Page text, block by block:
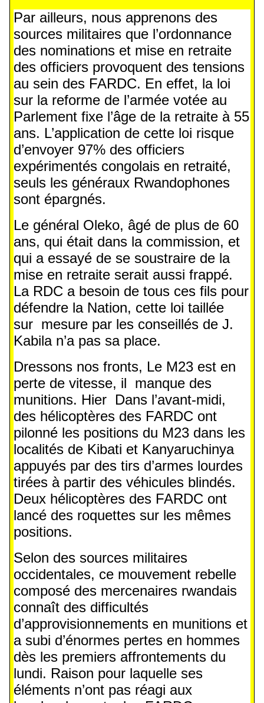
Par ailleurs, nous apprenons des
sources militaires que l’ordonnance
des nominations et mise en retraite
des officiers provoquent des tensions
au sein des FARDC. En effet, la loi
sur la reforme de l’armée votée au
Parlement fixe l’âge de la retraite à 55
ans. L’application de cette loi risque
d’envoyer 97% des officiers
expérimentés congolais en retraité,
seuls les généraux Rwandophones
sont épargnés.
Le général Oleko, âgé de plus de 60
ans, qui était dans la commission, et
qui a essayé de se soustraire de la
mise en retraite serait aussi frappé.
La RDC a besoin de tous ces fils pour
défendre la Nation, cette loi taillée
sur mesure par les conseillés de J.
Kabila n’a pas sa place.
Dressons nos fronts, Le M23 est en
perte de vitesse, il manque des
munitions. Hier Dans l’avant-midi,
des hélicoptères des FARDC ont
pilonné les positions du M23 dans les
localités de Kibati et Kanyaruchinya
appuyés par des tirs d’armes lourdes
tirées à partir des véhicules blindés.
Deux hélicoptères des FARDC ont
lancé des roquettes sur les mêmes
positions.
Selon des sources militaires
occidentales, ce mouvement rebelle
composé des mercenaires rwandais
connaît des difficultés
d’approvisionnements en munitions et
a subi d’énormes pertes en hommes
dès les premiers affrontements du
lundi. Raison pour laquelle ses
éléments n’ont pas réagi aux